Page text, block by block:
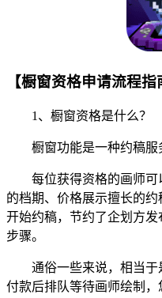
【橱窗资格申请流程指
1、橱窗资格是什么？
橱窗功能是一种约稿服
每位获得资格的画师可
的档期、价格展示擅长的
开始约稿，节约了企划方
步骤。
通俗一些来说，相当于
付款后排队等待画师绘制